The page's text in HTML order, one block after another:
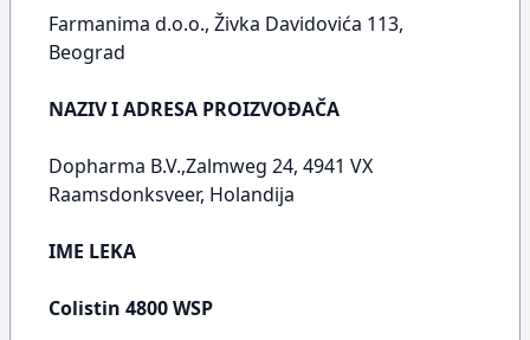
Farmanima d.o.o., Živka Davidovića 113,
Beograd
NAZIV I ADRESA PROIZVOĐAČA
Dopharma B.V.,Zalmweg 24, 4941 VX
Raamsdonksveer, Holandija
IME LEKA
Colistin 4800 WSP